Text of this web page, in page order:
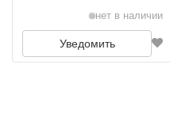
нет в наличии
Уведомить